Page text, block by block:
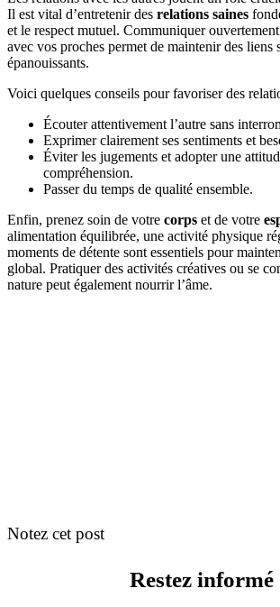
Il est vital d’entretenir des relations saines
et le respect mutuel. Communiquer
avec vos proches permet de maintenir des liens
épanouissants.
Voici quelques conseils pour favoriser des
Écouter attentivement l’autre sans
Exprimer clairement ses sentiments et
Éviter les jugements et adopter une
compréhension.
Passer du temps de qualité ensemble.
Enfin, prenez soin de votre corps et de votre
alimentation équilibrée, une activité physique
moments de détente sont essentiels pour
global. Pratiquer des activités créatives ou se
nature peut également nourrir l’âme.
Notez cet post
Restez informé